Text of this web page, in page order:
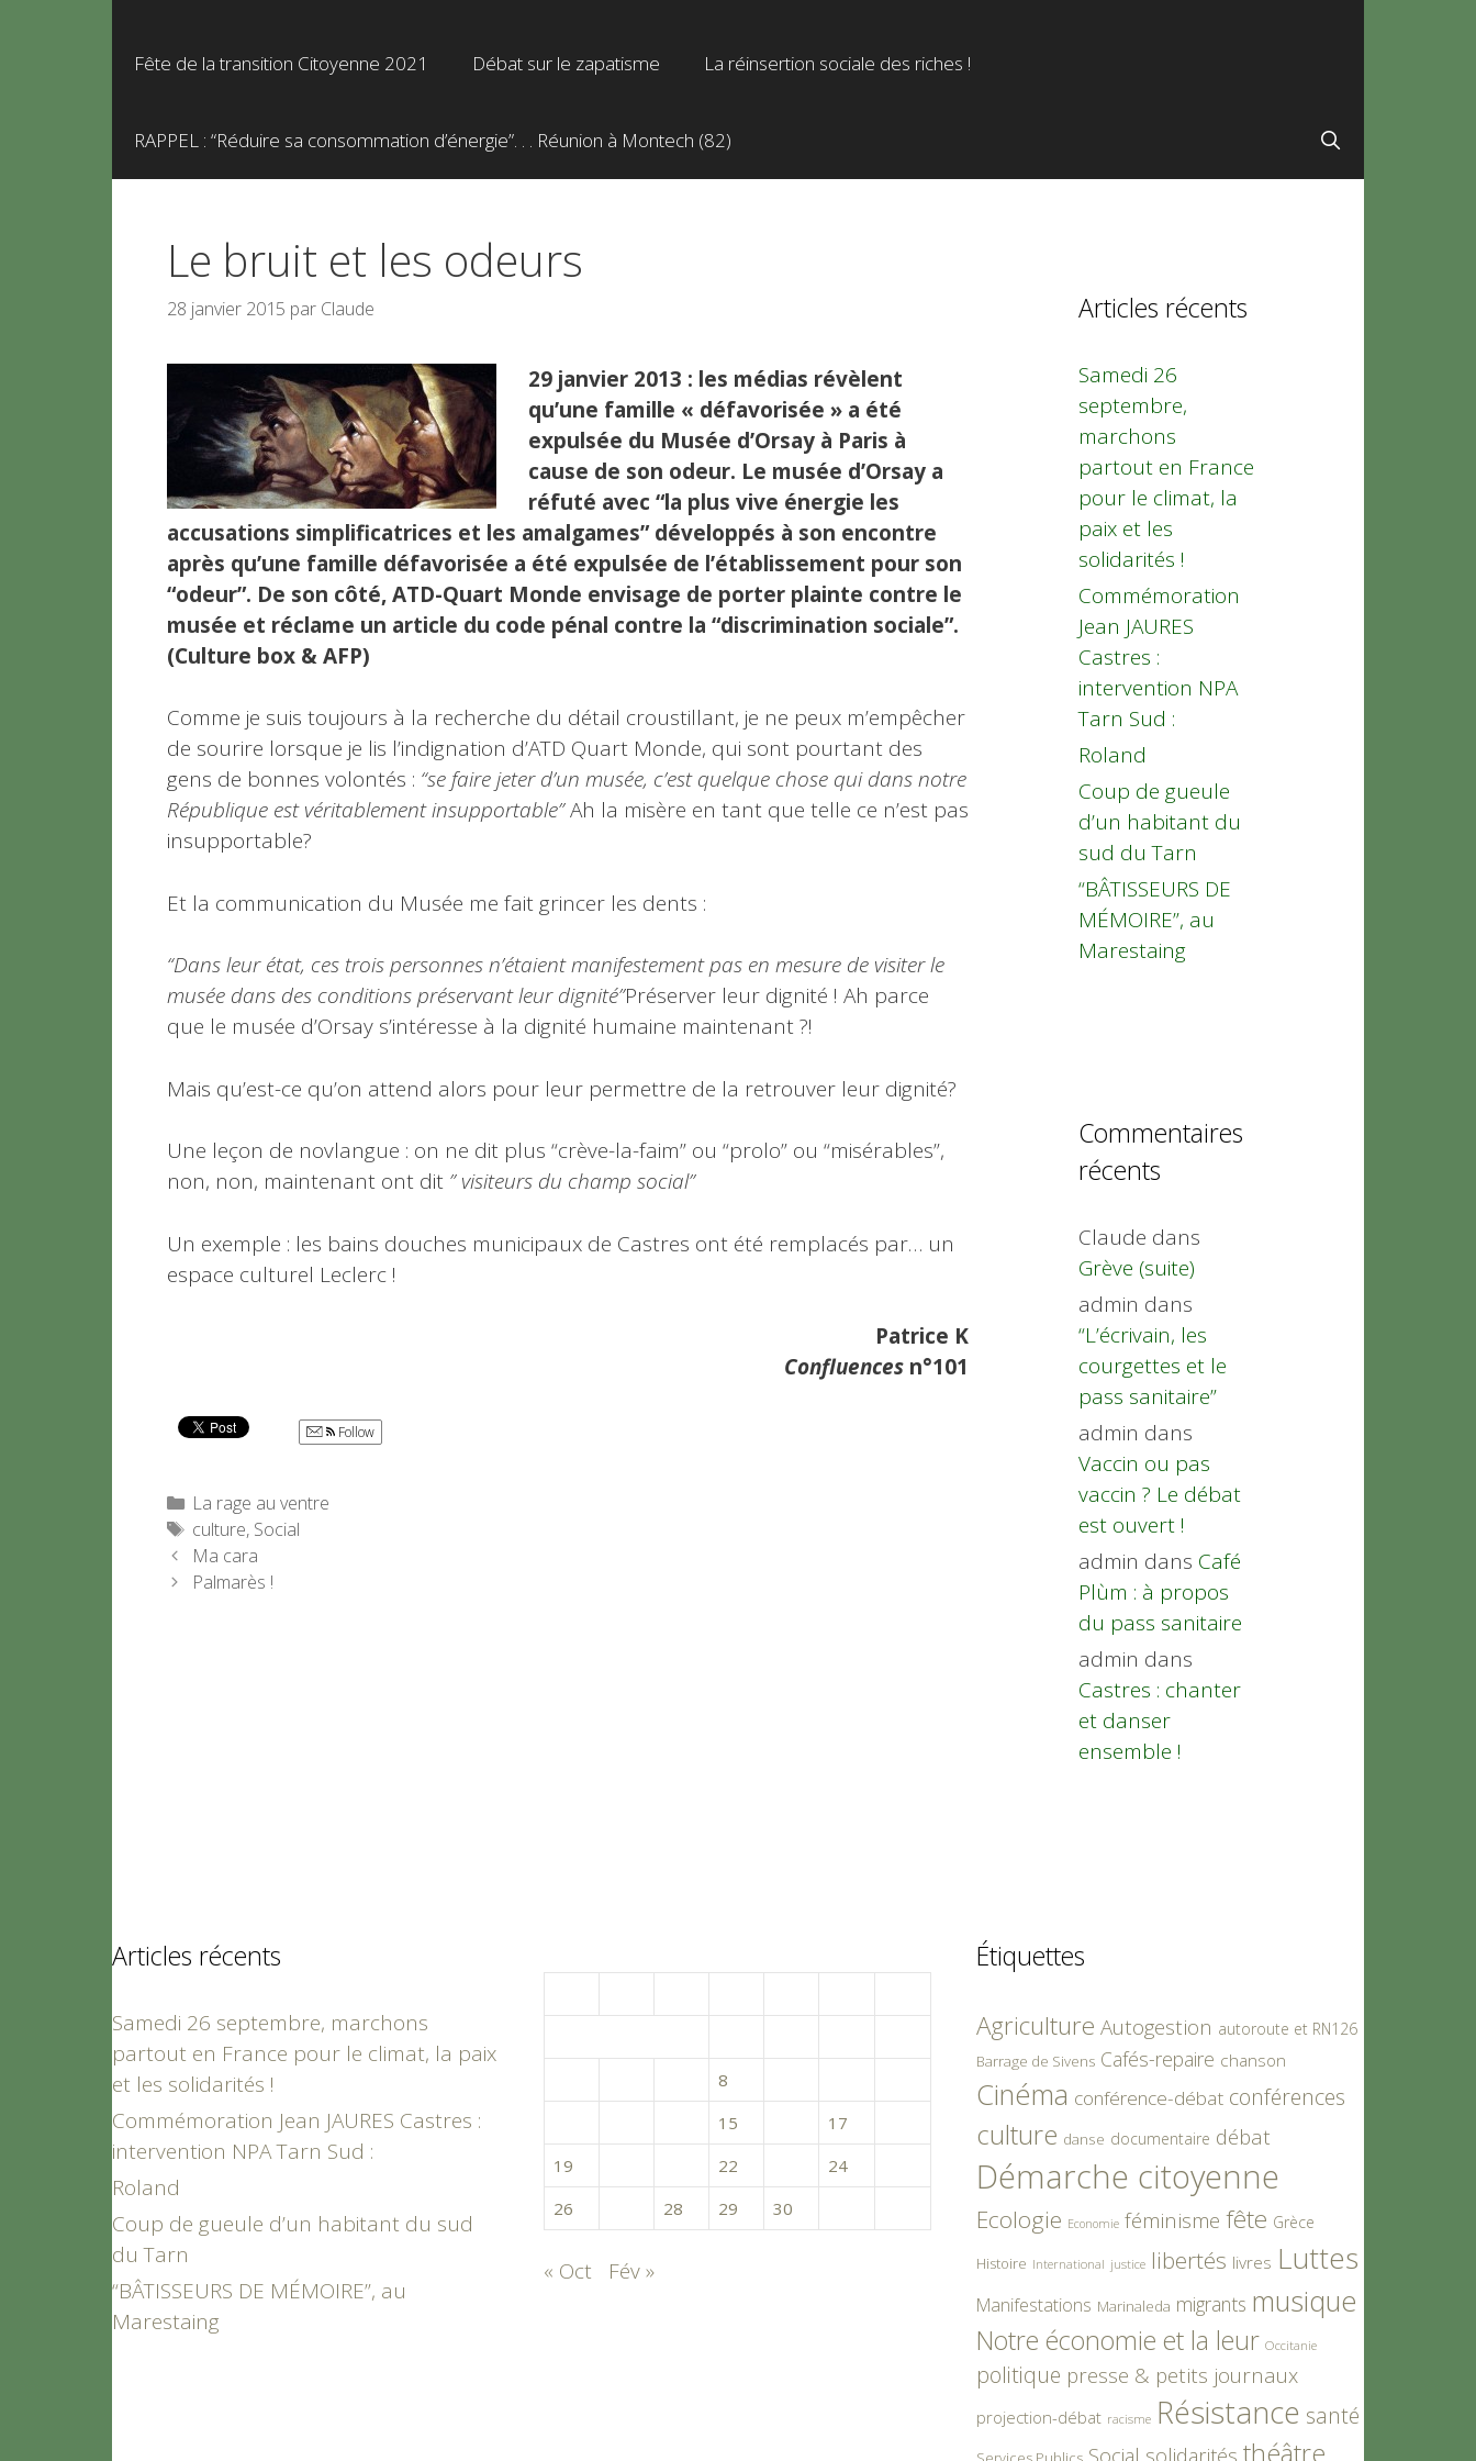
Fête de la transition Citoyenne 2021 Débat sur le zapatisme La réinsertion sociale des riches !
RAPPEL : “Réduire sa consommation d’énergie”. . . Réunion à Montech (82)
Le bruit et les odeurs
28 janvier 2015 par Claude
29 janvier 2013 : les médias révèlent
qu’une famille « défavorisée » a été
expulsée du Musée d’Orsay à Paris à
cause de son odeur. Le musée d’Orsay a
réfuté avec “la plus vive énergie les
accusations simplificatrices et les amalgames” développés à son encontre
après qu’une famille défavorisée a été expulsée de l’établissement pour son
“odeur”. De son côté, ATD-Quart Monde envisage de porter plainte contre le
musée et réclame un article du code pénal contre la “discrimination sociale”.
(Culture box & AFP)
Comme je suis toujours à la recherche du détail croustillant, je ne peux m’empêcher
de sourire lorsque je lis l’indignation d’ATD Quart Monde, qui sont pourtant des
gens de bonnes volontés : “se faire jeter d’un musée, c’est quelque chose qui dans notre
République est véritablement insupportable”Ah la misère en tant que telle ce n’est pas
insupportable?
Et la communication du Musée me fait grincer les dents :
“Dans leur état, ces trois personnes n’étaient manifestement pas en mesure de visiter le
musée dans des conditions préservant leur dignité”Préserver leur dignité ! Ah parce
que le musée d’Orsay s’intéresse à la dignité humaine maintenant ?!
Mais qu’est-ce qu’on attend alors pour leur permettre de la retrouver leur dignité?
Une leçon de novlangue : on ne dit plus “crève-la-faim” ou “prolo” ou “misérables”,
non, non, maintenant ont dit ” visiteurs du champ social”
Un exemple : les bains douches municipaux de Castres ont été remplacés par… un
espace culturel Leclerc !
Patrice K
Confluences n°101
Follow
Catégories
La rage au ventre
Étiquettes
culture, Social
Ma cara
Palmarès !
Articles récents
Samedi 26
septembre,
marchons
partout en France
pour le climat, la
paix et les
solidarités !
Commémoration
Jean JAURES
Castres :
intervention NPA
Tarn Sud :
Roland
Coup de gueule
d’un habitant du
sud du Tarn
“BÂTISSEURS DE
MÉMOIRE”, au
Marestaing
Commentaires
récents
Claude dans
Grève (suite)
admin dans
“L’écrivain, les
courgettes et le
pass sanitaire”
admin dans
Vaccin ou pas
vaccin ? Le débat
est ouvert !
admin dans Café
Plùm : à propos
du pass sanitaire
admin dans
Castres : chanter
et danser
ensemble !
Articles récents
Samedi 26 septembre, marchons
partout en France pour le climat, la paix
et les solidarités !
Commémoration Jean JAURES Castres :
intervention NPA Tarn Sud :
Roland
Coup de gueule d’un habitant du sud
du Tarn
“BÂTISSEURS DE MÉMOIRE”, au
Marestaing
8
15 17
19
22 24
26
28 29 30
« Oct Fév »
Étiquettes
Agriculture Autogestion autoroute et RN126
Barrage de Sivens Cafés-repaire chanson
Cinéma conférence-débat conférences
culture danse documentaire débat
Démarche citoyenne
Ecologie Economie féminisme fête Grèce
Histoire International justice libertés livres Luttes
Manifestations Marinaleda migrants musique
Notre économie et la leur Occitanie
politique presse & petits journaux
projection-débat racisme Résistance santé
Social solidarités théâtre